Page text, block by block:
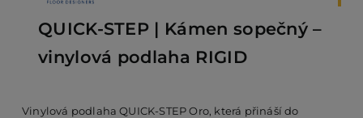
QUICK-STEP | Kámen sopečný –
vinylová podlaha RIGID
Vinylová podlaha QUICK-STEP Oro, která přináší do